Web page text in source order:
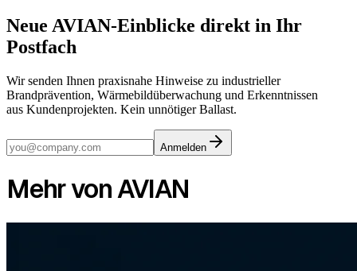
Neue AVIAN-Einblicke direkt in Ihr
Postfach
Wir senden Ihnen praxisnahe Hinweise zu industrieller
Brandprävention, Wärmebildüberwachung und Erkenntnissen
aus Kundenprojekten. Kein unnötiger Ballast.
Anmelden
Mehr von AVIAN